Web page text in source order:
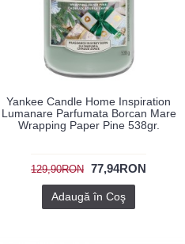
Yankee Candle Home Inspiration
Lumanare Parfumata Borcan Mare
Wrapping Paper Pine 538gr.
129,90RON 77,94RON
Adaugă în Coş